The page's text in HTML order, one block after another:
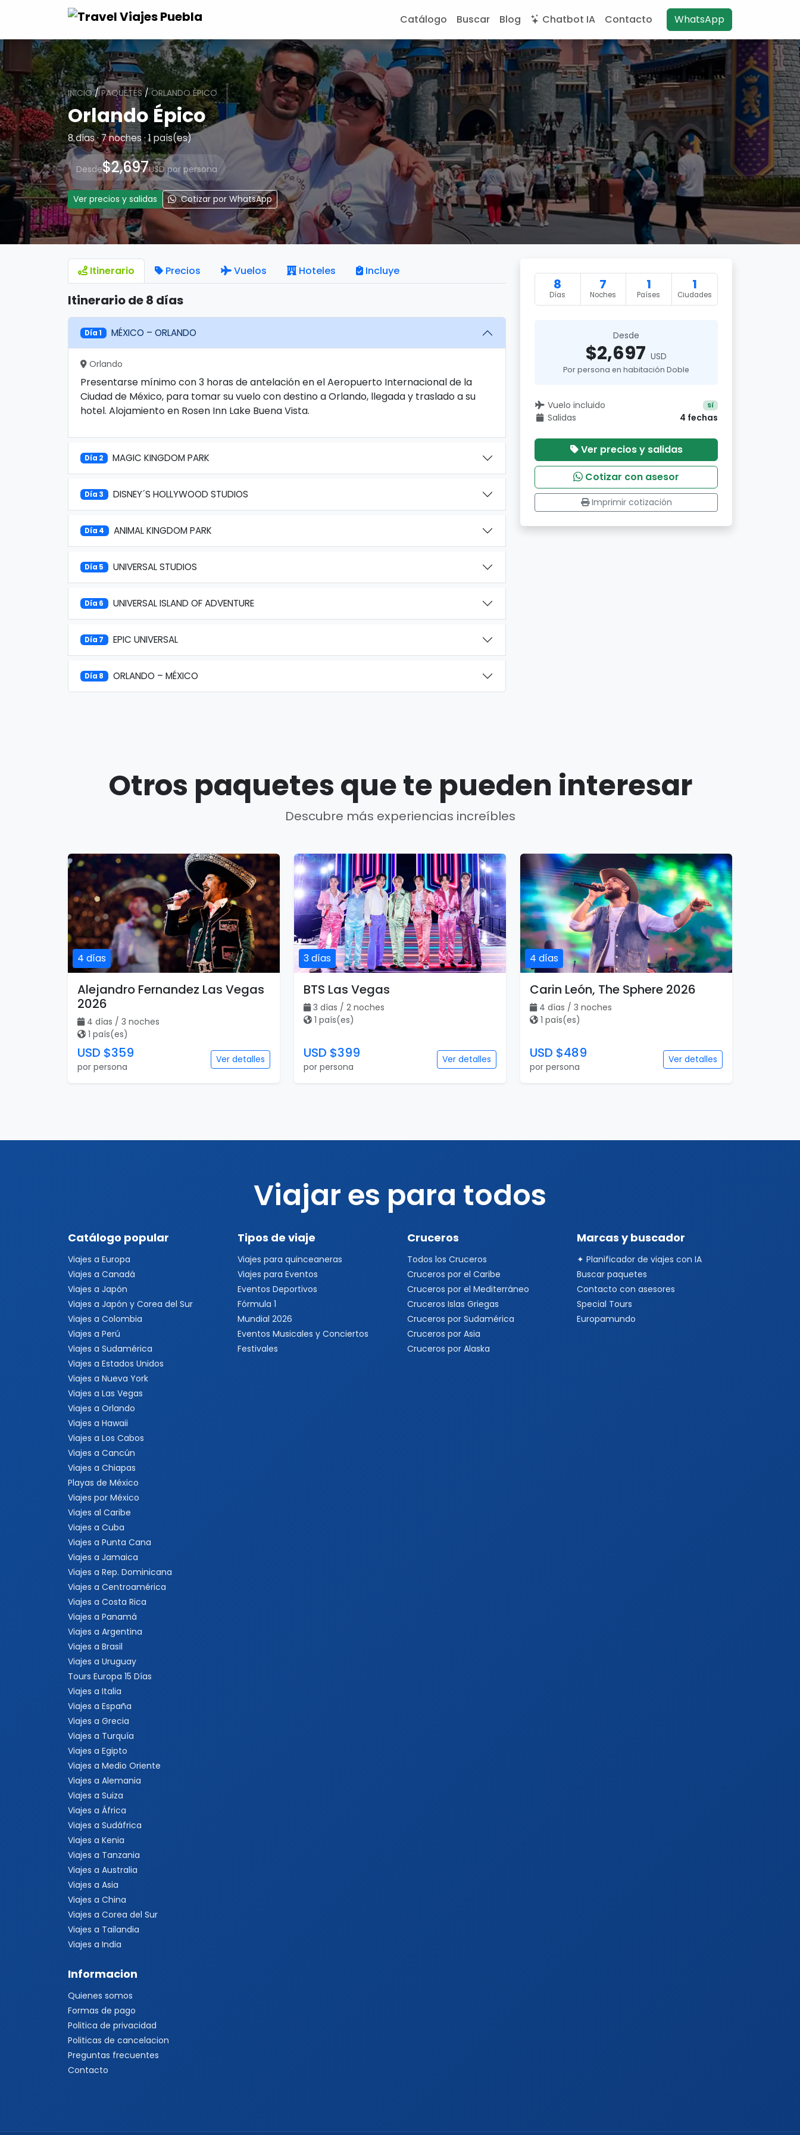
Catálogo Buscar Blog Chatbot IA Contacto WhatsApp
INICIO/PAQUETES/ORLANDO ÉPICO
Orlando Épico
8 días · 7 noches · 1 país(es)
Desde$2,697USD por persona
Ver precios y salidas Cotizar por WhatsApp
Itinerario Precios Vuelos Hoteles Incluye
Itinerario de 8 días
Día 1 MÉXICO – ORLANDO
Orlando
Presentarse mínimo con 3 horas de antelación en el Aeropuerto Internacional de la
Ciudad de México, para tomar su vuelo con destino a Orlando, llegada y traslado a su
hotel. Alojamiento en Rosen Inn Lake Buena Vista.
Día 2 MAGIC KINGDOM PARK
Día 3 DISNEY´S HOLLYWOOD STUDIOS
Día 4 ANIMAL KINGDOM PARK
Día 5 UNIVERSAL STUDIOS
Día 6 UNIVERSAL ISLAND OF ADVENTURE
Día 7 EPIC UNIVERSAL
Día 8 ORLANDO – MÉXICO
8
Días
7
Noches
1
Países
1
Ciudades
Desde
$2,697 USD
Por persona en habitación Doble
Vuelo incluido Sí
Salidas 4 fechas
Ver precios y salidas
Cotizar con asesor
Imprimir cotización
Otros paquetes que te pueden interesar
Descubre más experiencias increíbles
4 días
Alejandro Fernandez Las Vegas
2026
4 días / 3 noches
1 país(es)
USD $359
por persona
Ver detalles
3 días
BTS Las Vegas
3 días / 2 noches
1 país(es)
USD $399
por persona
Ver detalles
4 días
Carin León, The Sphere 2026
4 días / 3 noches
1 país(es)
USD $489
por persona
Ver detalles
Viajar es para todos
Catálogo popular
Viajes a Europa
Viajes a Canadá
Viajes a Japón
Viajes a Japón y Corea del Sur
Viajes a Colombia
Viajes a Perú
Viajes a Sudamérica
Viajes a Estados Unidos
Viajes a Nueva York
Viajes a Las Vegas
Viajes a Orlando
Viajes a Hawaii
Viajes a Los Cabos
Viajes a Cancún
Viajes a Chiapas
Playas de México
Viajes por México
Viajes al Caribe
Viajes a Cuba
Viajes a Punta Cana
Viajes a Jamaica
Viajes a Rep. Dominicana
Viajes a Centroamérica
Viajes a Costa Rica
Viajes a Panamá
Viajes a Argentina
Viajes a Brasil
Viajes a Uruguay
Tours Europa 15 Días
Viajes a Italia
Viajes a España
Viajes a Grecia
Viajes a Turquía
Viajes a Egipto
Viajes a Medio Oriente
Viajes a Alemania
Viajes a Suiza
Viajes a África
Viajes a Sudáfrica
Viajes a Kenia
Viajes a Tanzania
Viajes a Australia
Viajes a Asia
Viajes a China
Viajes a Corea del Sur
Viajes a Tailandia
Viajes a India
Tipos de viaje
Viajes para quinceaneras
Viajes para Eventos
Eventos Deportivos
Fórmula 1
Mundial 2026
Eventos Musicales y Conciertos
Festivales
Cruceros
Todos los Cruceros
Cruceros por el Caribe
Cruceros por el Mediterráneo
Cruceros Islas Griegas
Cruceros por Sudamérica
Cruceros por Asia
Cruceros por Alaska
Marcas y buscador
✦ Planificador de viajes con IA
Buscar paquetes
Contacto con asesores
Special Tours
Europamundo
Informacion
Quienes somos
Formas de pago
Politica de privacidad
Politicas de cancelacion
Preguntas frecuentes
Contacto